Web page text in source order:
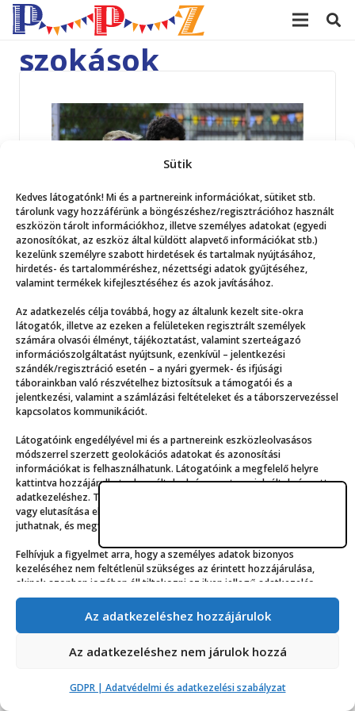
Sütik
Kedves látogatónk! Mi és a partnereink információkat, sütiket stb.
tárolunk vagy hozzáférünk a böngészéshez/regisztrációhoz használt
eszközön tárolt információkhoz, illetve személyes adatokat (egyedi
azonosítókat, az eszköz által küldött alapvető információkat stb.)
kezelünk személyre szabott hirdetések és tartalmak nyújtásához,
hirdetés- és tartalomméréshez, nézettségi adatok gyűjtéséhez,
valamint termékek kifejlesztéséhez és azok javításához.
Az adatkezelés célja továbbá, hogy az általunk kezelt site-okra
látogatók, illetve az ezeken a felületeken regisztrált személyek
számára olvasói élményt, tájékoztatást, valamint szerteágazó
információszolgáltatást nyújtsunk, ezenkívül – jelentkezési
szándék/regisztráció esetén – a nyári gyermek- és ifjúsági
táborainkban való részvételhez biztosítsuk a támogatói és a
jelentkezési, valamint a számlázási feltételeket és a táborszervezéssel
kapcsolatos kommunikációt.
Látogatóink engedélyével mi és a partnereink eszközleolvasásos
módszerrel szerzett geolokációs adatokat és azonosítási
információkat is felhasználhatunk. Látogatóink a megfelelő helyre
kattintva hozzájárulhatnak az általunk és a partnereink által végzett
adatkezeléshez. További lehetőségként a hozzájárulás megadása
vagy elutasítása előtt látogatóink részletesebb információkhoz
juthatnak, és megváltoztathatják kereső-beállításaikat.
Felhívjuk a figyelmet arra, hogy a személyes adatok bizonyos
kezeléséhez nem feltétlenül szükséges az érintett hozzájárulása,
akinek azonban jogában áll tiltakozni az ilyen jellegű adatkezelés
ellen. A beállítások csak erre a weboldalra érvényesek. Erre a
webhelyre visszatérve vagy az ADATKEZELÉSI TÁJÉKOZTATÓ,
ADATVÉDELMI ÉS ADATKEZELÉSI SZABÁLYZAT A PT-WEBOLDALAK
megváltoztathatók a beállítások.
Az adatkezeléshez hozzájárulok
Az adatkezeléshez nem járulok hozzá
GDPR | Adatvédelmi és adatkezelési szabályzat
szokások
2023. 02. 23.
Nyári tábor – nyissunk az újra, vagy
maradjunk a régiben?
Az emberek, különösen a gyermekek
hajlamosak a szokások rabjává válni: ha
egyszer valami…
© ppz.hu
GDPR | Adatvédelmi és adatkezelési szabályzat
modal-check